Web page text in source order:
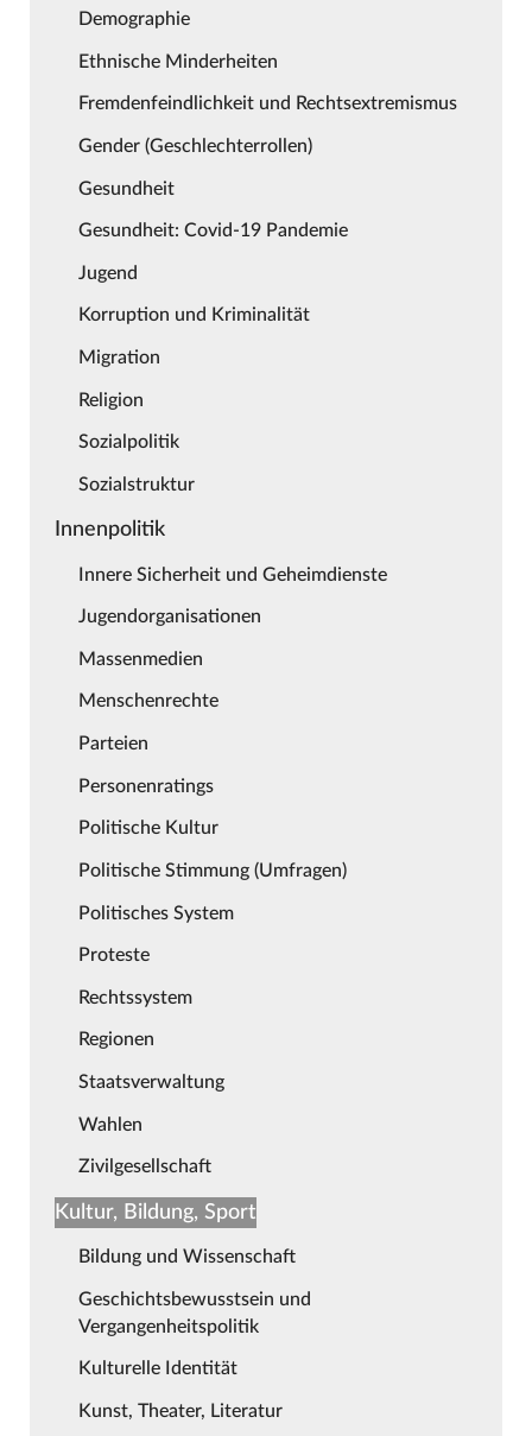
Demographie
Ethnische Minderheiten
Fremdenfeindlichkeit und Rechtsextremismus
Gender (Geschlechterrollen)
Gesundheit
Gesundheit: Covid-19 Pandemie
Jugend
Korruption und Kriminalität
Migration
Religion
Sozialpolitik
Sozialstruktur
Innenpolitik
Innere Sicherheit und Geheimdienste
Jugendorganisationen
Massenmedien
Menschenrechte
Parteien
Personenratings
Politische Kultur
Politische Stimmung (Umfragen)
Politisches System
Proteste
Rechtssystem
Regionen
Staatsverwaltung
Wahlen
Zivilgesellschaft
Kultur, Bildung, Sport
Bildung und Wissenschaft
Geschichtsbewusstsein und
Vergangenheitspolitik
Kulturelle Identität
Kunst, Theater, Literatur